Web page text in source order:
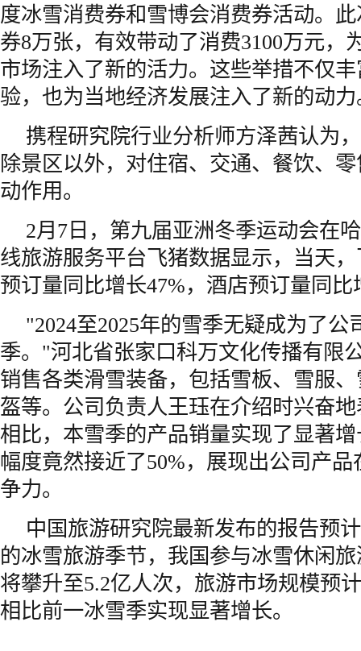
度冰雪消费券和雪博会消费券活动。
券8万张，有效带动了消费3100万元，
市场注入了新的活力。这些举措不仅
验，也为当地经济发展注入了新的动力
携程研究院行业分析师方泽茜认为
除景区以外，对住宿、交通、餐饮、
动作用。
2月7日，第九届亚洲冬季运动会在
线旅游服务平台飞猪数据显示，当天
预订量同比增长47%，酒店预订量同比
"2024至2025年的雪季无疑成为了公
季。"河北省张家口科万文化传播有限
销售各类滑雪装备，包括雪板、雪服
盔等。公司负责人王珏在介绍时兴奋
相比，本雪季的产品销量实现了显著
幅度竟然接近了50%，展现出公司产
争力。
中国旅游研究院最新发布的报告预
的冰雪旅游季节，我国参与冰雪休闲
将攀升至5.2亿人次，旅游市场规模预
相比前一冰雪季实现显著增长。